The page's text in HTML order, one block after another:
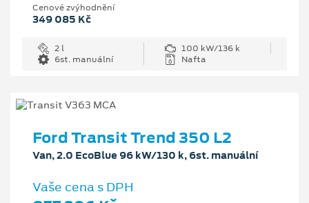
Cenové zvýhodnění
349 085 Kč
2 l
100 kW/136 k
6st. manuální
Nafta
Ford Transit Trend 350 L2
Van, 2.0 EcoBlue 96 kW/130 k, 6st. manuální
Vaše cena s DPH